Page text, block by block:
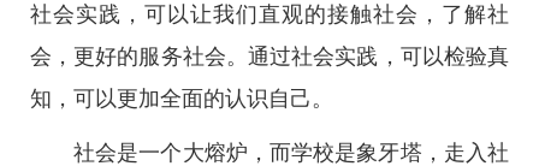
社会实践，可以让我们直观的接触社会，了解社
会，更好的服务社会。通过社会实践，可以检验真
知，可以更加全面的认识自己。
社会是一个大熔炉，而学校是象牙塔，走入社